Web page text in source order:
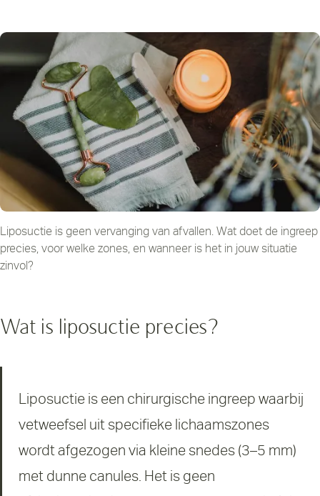
Liposuctie is geen vervanging van afvallen. Wat doet de ingreep
precies, voor welke zones, en wanneer is het in jouw situatie
zinvol?
Wat is liposuctie precies?
Liposuctie is een chirurgische ingreep waarbij
vetweefsel uit specifieke lichaamszones
wordt afgezogen via kleine snedes (3–5 mm)
met dunne canules. Het is geen